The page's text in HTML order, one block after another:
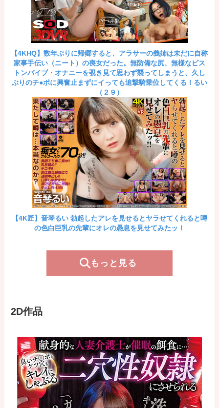
【4KHQ】数年ぶりに帰郷すると、アラサーの義姉は未だに自称
家事手伝い（ニート）の喪女だった。無防備な尻、無様なピス
トンバイブ・オナニーを覗き見て思わず襲ってしまうと、久し
ぶりのチ●ポに興奮止まずにイっても追撃騎乗位してくる！るい
（２９）
【4K匠】音琴るい 勃起したアレを見せるとヤラせてくれると噂
の色白巨乳の先輩にオレの愚息を見せてみたッ！
もっと見る
2D作品